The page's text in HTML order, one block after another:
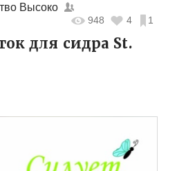
Высоко
948 4 1
для сидра St.